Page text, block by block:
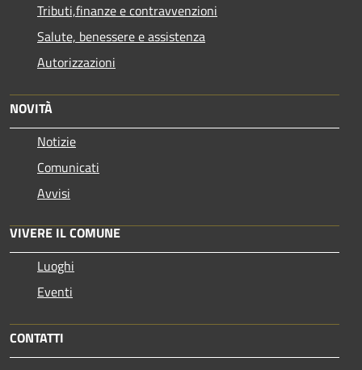
Tributi,finanze e contravvenzioni
Salute, benessere e assistenza
Autorizzazioni
NOVITÀ
Notizie
Comunicati
Avvisi
VIVERE IL COMUNE
Luoghi
Eventi
CONTATTI